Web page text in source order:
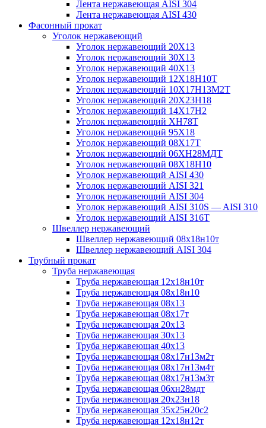
Лента нержавеющая AISI 304
Лента нержавеющая AISI 430
Фасонный прокат
Уголок нержавеющий
Уголок нержавеющий 20Х13
Уголок нержавеющий 30Х13
Уголок нержавеющий 40Х13
Уголок нержавеющий 12Х18Н10Т
Уголок нержавеющий 10Х17Н13М2T
Уголок нержавеющий 20Х23Н18
Уголок нержавеющий 14Х17Н2
Уголок нержавеющий ХН78Т
Уголок нержавеющий 95Х18
Уголок нержавеющий 08Х17Т
Уголок нержавеющий 06ХН28МДТ
Уголок нержавеющий 08Х18Н10
Уголок нержавеющий AISI 430
Уголок нержавеющий AISI 321
Уголок нержавеющий AISI 304
Уголок нержавеющий AISI 310S — AISI 310
Уголок нержавеющий AISI 316T
Швеллер нержавеющий
Швеллер нержавеющий 08х18н10т
Швеллер нержавеющий AISI 304
Трубный прокат
Труба нержавеющая
Труба нержавеющая 12х18н10т
Труба нержавеющая 08х18н10
Труба нержавеющая 08х13
Труба нержавеющая 08х17т
Труба нержавеющая 20х13
Труба нержавеющая 30х13
Труба нержавеющая 40х13
Труба нержавеющая 08х17н13м2т
Труба нержавеющая 08х17н13м4т
Труба нержавеющая 08х17н13м3т
Труба нержавеющая 06хн28мдт
Труба нержавеющая 20х23н18
Труба нержавеющая 35х25н20с2
Труба нержавеющая 12х18н12т